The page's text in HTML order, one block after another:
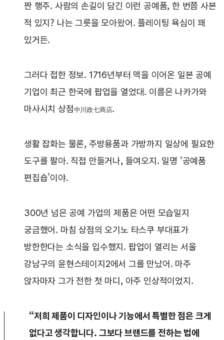
짠 행주. 사람의 손길이 담긴 이런 공예품, 한 번쯤 사본
적 있지? 나는 그릇을 모아왔어. 플레이팅 욕심이 꽤
있거든.
그러다 접한 정보. 1716년부터 맥을 이어온 일본 공예
기업이 최근 한국에 팝업을 열었대. 이름은 나카가와
마사시치 상점中川政七商店.
생활 잡화는 물론, 주방용품과 가방까지 일상에 필요한
도구를 팔아. 직접 만들거나, 들여오지. 일명 ‘공예품
편집숍’이야.
300년 넘은 공예 가업의 제품은 어떤 모습일지
궁금했어. 마침 상점의 오기노 타스쿠 부대표가
방한한다는 소식을 입수했지. 팝업이 열리는 서울
강남구의 윤현스테이지2에서 그를 만났어. 마주
앉자마자 그가 전한 첫 마디, 아주 인상적이었지.
“저희 제품이 디자인이나 기능에서 특별한 점은 크게
없다고 생각합니다. 그보다 브랜드를 전하는 법에